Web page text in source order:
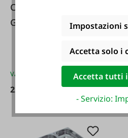
Contenitore
Gastronorm in
Varianti da
22,95 €*
Impostazioni
Accetta solo i
Accetta tutti
- Servizio: